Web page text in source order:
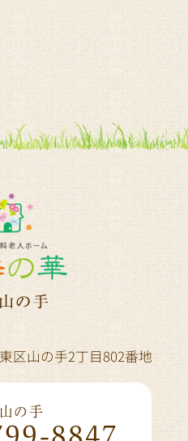
区山の手2丁目802番地
の手
8847